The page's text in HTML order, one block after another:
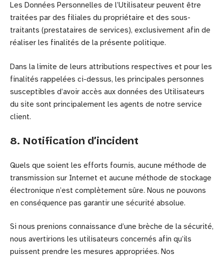
Les Données Personnelles de l’Utilisateur peuvent être
traitées par des filiales du propriétaire et des sous-
traitants (prestataires de services), exclusivement afin de
réaliser les finalités de la présente politique.
Dans la limite de leurs attributions respectives et pour les
finalités rappelées ci-dessus, les principales personnes
susceptibles d’avoir accès aux données des Utilisateurs
du site sont principalement les agents de notre service
client.
8. Notification d’incident
Quels que soient les efforts fournis, aucune méthode de
transmission sur Internet et aucune méthode de stockage
électronique n’est complètement sûre. Nous ne pouvons
en conséquence pas garantir une sécurité absolue.
Si nous prenions connaissance d’une brèche de la sécurité,
nous avertirions les utilisateurs concernés afin qu’ils
puissent prendre les mesures appropriées. Nos